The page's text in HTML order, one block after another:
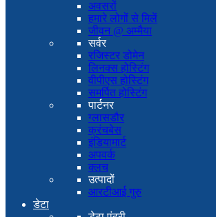
अवसरों
हमारे लोगों से मिलें
जीवन @ अम्मैया
सर्वर
रजिस्टर डोमेन
लिनक्स होस्टिंग
वीपीएस होस्टिंग
समर्पित होस्टिंग
पार्टनर
ग्लासडौर
क्रंचबेस
इंडियामार्ट
अपवर्क
क्लच
उत्पादों
आरटीआई गुरु
डेटा